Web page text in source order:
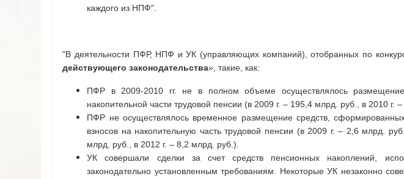
каждого из НПФ".
"В деятельности ПФР, НПФ и УК (управляющих компаний), отобранных по
действующего законодательства», такие, как:
ПФР в 2009-2010 гг. не в полном объеме осуществлялось
накопительной части трудовой пенсии (в 2009 г. – 195,4 млрд. руб., в 2010 г.
ПФР не осуществлялось временное размещение средств,
взносов на накопительную часть трудовой пенсии (в 2009 г. – 2,6 млрд.
млрд. руб., в 2012 г. – 8,2 млрд. руб.).
УК совершали сделки за счет средств пенсионных накоплений,
законодательно установленным требованиям. Некоторые УК незаконно